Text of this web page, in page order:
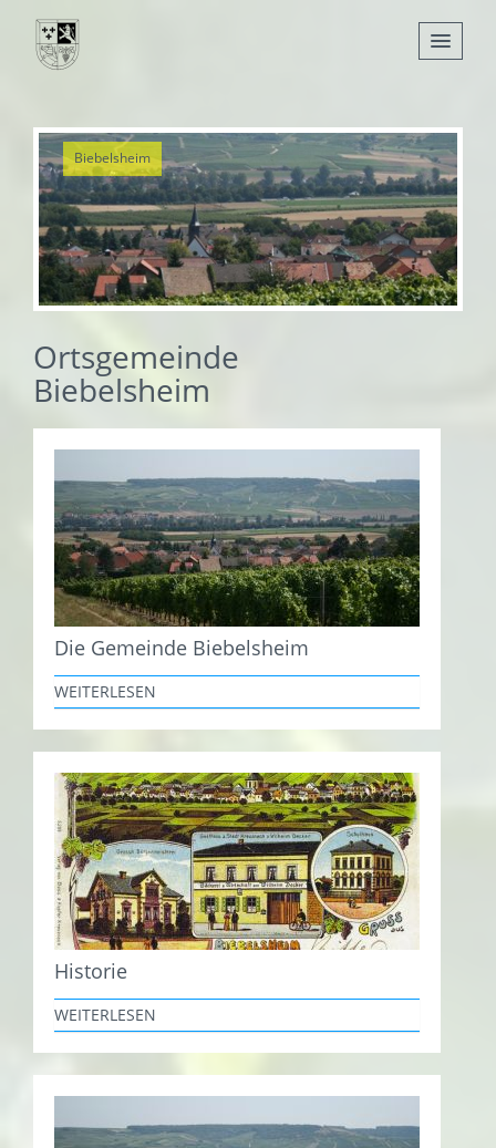
Nachrichten
Leben
Verwaltung
Tourismus
Gemeinden
Biebelsheim
Ortsgemeinde
Biebelsheim
Die Gemeinde Biebelsheim
WEITERLESEN
Historie
WEITERLESEN